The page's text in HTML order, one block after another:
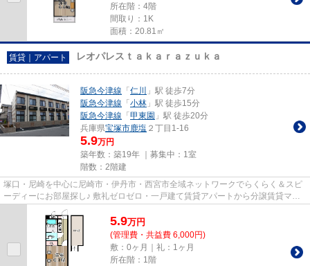
所在階：4階
間取り：1K
面積：20.81㎡
賃貸｜アパート レオパレスｔａｋａｒａｚｕｋａ
阪急今津線 「 仁川
」駅 徒歩7分
阪急今津線 「 小林 」駅 徒歩15分
阪急今津線 「 甲東園 」駅 徒歩20分
兵庫県宝塚市鹿塩 ２丁目1-16
5.9万円
築年数：築19年 ｜募集中： 1室
階数：2階建
塚口・尼崎を中心に尼崎市・伊丹市・西宮市全域ネットワークでらくらく＆スピ
ーディーにお部屋探し♪ 敷礼ゼロゼロ・一戸建て賃貸アパートから分譲賃貸マン
ション、保証人不要物件・マ...
5.9万円
(管理費・共益費 6,000円)
敷：0ヶ月｜礼：1ヶ月
所在階：1階